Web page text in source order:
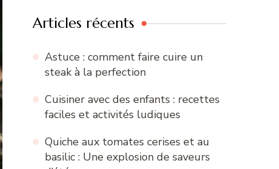
Articles récents
Astuce : comment faire cuire un
steak à la perfection
Cuisiner avec des enfants : recettes
faciles et activités ludiques
Quiche aux tomates cerises et au
basilic : Une explosion de saveurs